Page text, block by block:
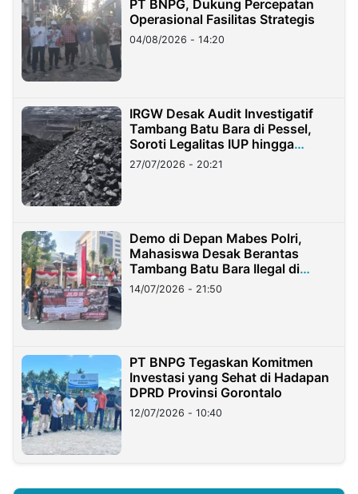
PT BNPG, Dukung Percepatan
Operasional Fasilitas Strategis
04/08/2026 - 14:20
IRGW Desak Audit Investigatif
Tambang Batu Bara di Pessel,
Soroti Legalitas IUP hingga
Stockpile
27/07/2026 - 20:21
Demo di Depan Mabes Polri,
Mahasiswa Desak Berantas
Tambang Batu Bara Ilegal di
Lampung
14/07/2026 - 21:50
PT BNPG Tegaskan Komitmen
Investasi yang Sehat di Hadapan
DPRD Provinsi Gorontalo
12/07/2026 - 10:40